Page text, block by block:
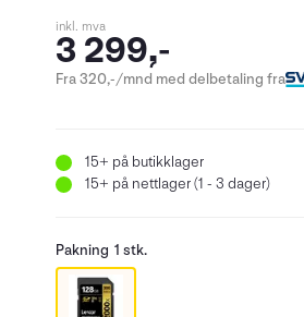
inkl. mva
3 299,-
Fra 320,-/mnd med delbetaling fra
15+ på butikklager
15+ på nettlager (1 - 3 dager)
Pakning 1 stk.